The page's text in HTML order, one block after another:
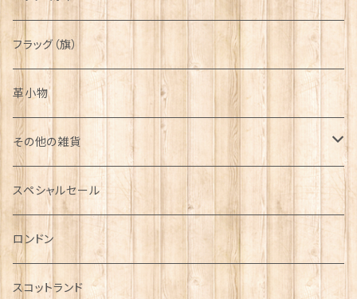
フラッグ（旗）
革小物
その他の雑貨
ミニカー
チャーム
犬グッズ
スペシャルセール
ロンドン
スコットランド